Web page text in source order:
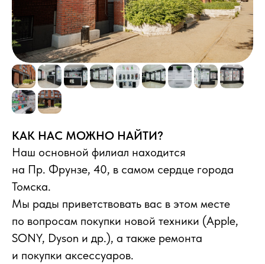
КАК НАС МОЖНО НАЙТИ?
Наш основной филиал находится
на Пр. Фрунзе, 40, в самом сердце города
Томска.
Мы рады приветствовать вас в этом месте
по вопросам покупки новой техники (Apple,
SONY, Dyson и др.), а также ремонта
и покупки аксессуаров.
Наша работа в цифрах
Более 16 000
проданных устройств
Рейтинг в 2ГИС
4.8
Более 8 лет
на рынке продаж техники